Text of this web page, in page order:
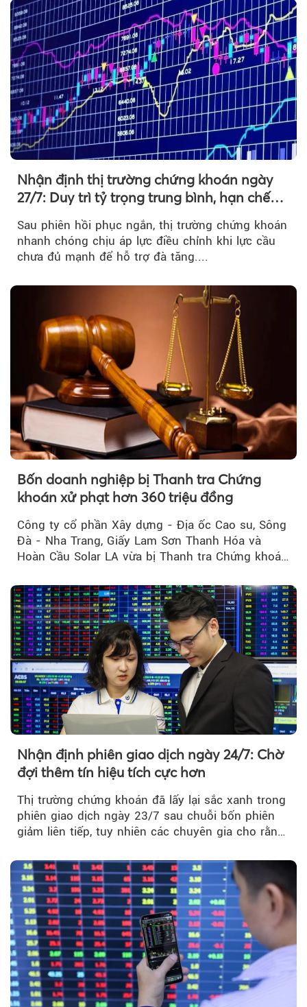
Nhận định thị trường chứng khoán ngày
27/7: Duy trì tỷ trọng trung bình, hạn chế
Sau phiên hồi phục ngắn, thị trường chứng khoán
nhanh chóng chịu áp lực điều chỉnh khi lực cầu
chưa đủ mạnh để hỗ trợ đà tăng....
Bốn doanh nghiệp bị Thanh tra Chứng
khoán xử phạt hơn 360 triệu đồng
Công ty cổ phần Xây dựng - Địa ốc Cao su, Sông
Đà - Nha Trang, Giấy Lam Sơn Thanh Hóa và
Hoàn Cầu Solar LA vừa bị Thanh tra Chứng khoán
do vi phạm quy định về công bố thông tin trên
thị trường chứng khoán.
Nhận định phiên giao dịch ngày 24/7: Chờ
đợi thêm tín hiệu tích cực hơn
Thị trường chứng khoán đã lấy lại sắc xanh trong
phiên giao dịch ngày 23/7 sau chuỗi bốn phiên
giảm liên tiếp, tuy nhiên các chuyên gia cho rằng